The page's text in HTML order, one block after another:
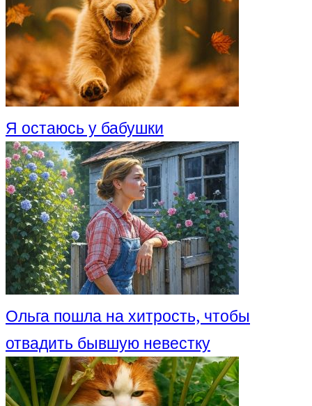
Я остаюсь у бабушки
Ольга пошла на хитрость, чтобы
отвадить бывшую невестку